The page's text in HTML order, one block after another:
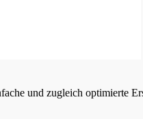
und zugleich optimierte